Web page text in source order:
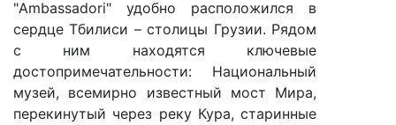
"Ambassadori" удобно расположился в
сердце Тбилиси – столицы Грузии. Рядом
с ним находятся ключевые
достопримечательности: Национальный
музей, всемирно известный мост Мира,
перекинутый через реку Кура, старинные